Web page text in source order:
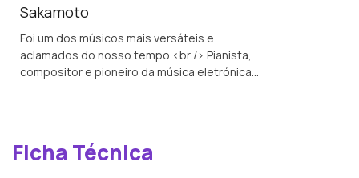
Sakamoto
Foi um dos músicos mais versáteis e
aclamados do nosso tempo.<br /> Pianista,
compositor e pioneiro da música eletrónica
Ficha Técnica